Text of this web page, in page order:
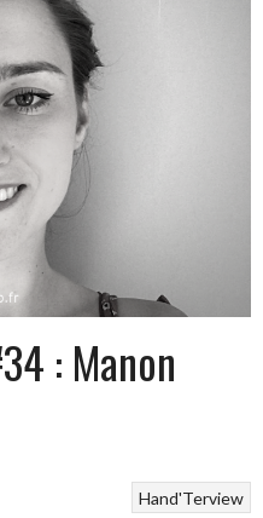
: Manon
Hand'Terview